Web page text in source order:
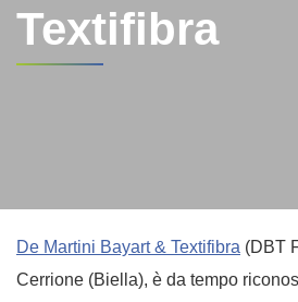
Textifibra
De Martini Bayart & Textifibra (DBT
Cerrione (Biella), è da tempo